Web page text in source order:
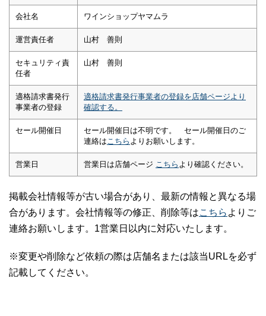
会社名 ワインショップヤマムラ
運営責任者 山村 善則
セキュリティ責
任者
山村 善則
適格請求書発行
事業者の登録
適格請求書発行事業者の登録を店舗ページより
確認する。
セール開催日
セール開催日は不明です。 セール開催日のご
連絡は こちら よりお願いします。
営業日 営業日は店舗ページ こちら より確認ください。
掲載会社情報等が古い場合があり、最新の情報と異なる場
合があります。会社情報等の修正、削除等はこちら よりご
連絡お願いします。1営業日以内に対応いたします。
※変更や削除など依頼の際は店舗名または該当URLを必ず
記載してください。